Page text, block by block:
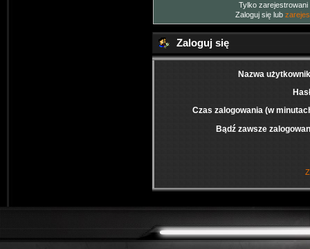
Tylko
Zaloguj się lub
Zaloguj się
Nazwa
Czas zalogowania (w
Bądź zawsze